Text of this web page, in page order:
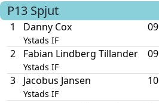
P13 Spjut
1
Danny Cox
Ystads IF
09
2 Fabian Lindberg Tillander
Ystads IF
09
3 Jacobus Jansen
Ystads IF
10